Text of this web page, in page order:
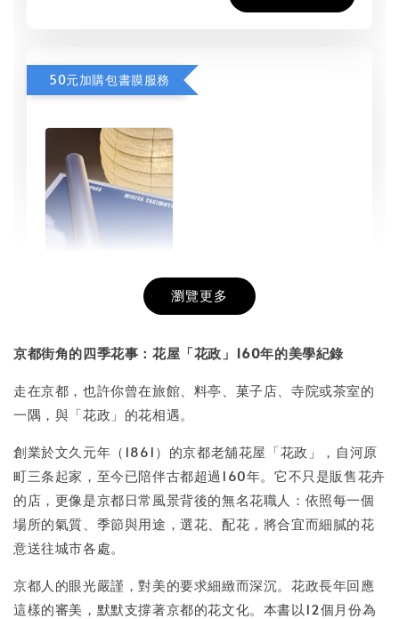
50元加購包書膜服務
NT$ 50
- +
瀏覽更多
京都街角的四季花事：花屋「花政」160年的美學紀錄
走在京都，也許你曾在旅館、料亭、菓子店、寺院或茶室的
一隅，與「花政」的花相遇。
創業於文久元年（1861）的京都老舖花屋「花政」，自河原
町三条起家，至今已陪伴古都超過160年。它不只是販售花卉
的店，更像是京都日常風景背後的無名花職人：依照每一個
場所的氣質、季節與用途，選花、配花，將合宜而細膩的花
意送往城市各處。
京都人的眼光嚴謹，對美的要求細緻而深沉。花政長年回應
這樣的審美，默默支撐著京都的花文化。本書以12個月份為